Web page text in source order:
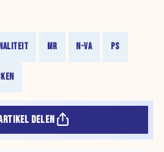
MR N-VA PS
DELEN